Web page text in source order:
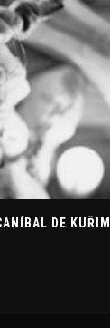
DE KUŘIM